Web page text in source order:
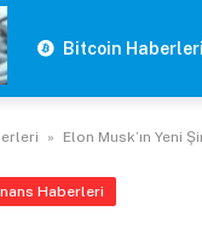
Bitcoin Haberleri
» Elon Musk’ın Yeni
Haberleri